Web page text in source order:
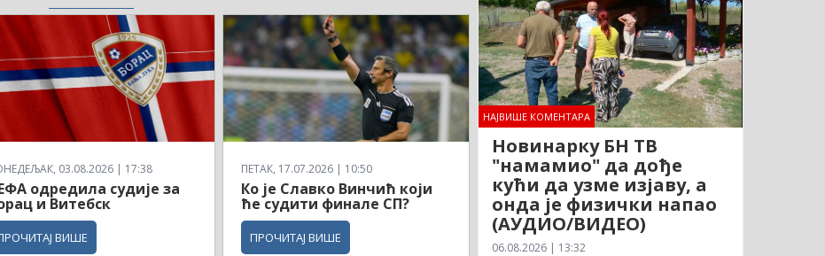
03.08.2026 | 17:38
одредила судије за
и Витебск
ВИШЕ
ПЕТАК, 17.07.2026 | 10:50
Ко је Славко Винчић који
ће судити финале СП?
ПРОЧИТАЈ ВИШЕ
НАЈВИШЕ КОМЕНТАРА
Новинарку БН ТВ
"намамио" да дође
кући да узме изјаву, а
онда је физички напао
(АУДИО/ВИДЕО)
06.08.2026 | 13:32